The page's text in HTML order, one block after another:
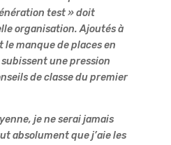
test » doit
organisation. Ajoutés à
le manque de places en
une pression
de classe du premier
je ne serai jamais
absolument que j’aie les